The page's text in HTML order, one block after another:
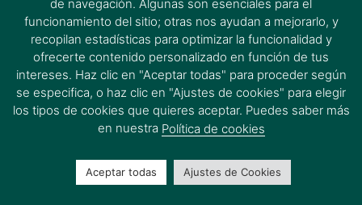
de navegación. Algunas son esenciales para el
funcionamiento del sitio; otras nos ayudan a mejorarlo, y
recopilan estadísticas para optimizar la funcionalidad y
ofrecerte contenido personalizado en función de tus
intereses. Haz clic en "Aceptar todas" para proceder según
se especifica, o haz clic en "Ajustes de cookies" para elegir
los tipos de cookies que quieres aceptar. Puedes saber más
en nuestra Política de cookies
Aceptar todas Ajustes de Cookies